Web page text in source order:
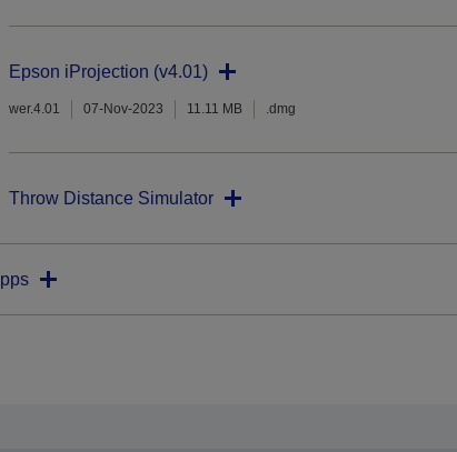
Epson iProjection (v4.01)
wer.4.01 07-Nov-2023 11.11 MB .dmg
Throw Distance Simulator